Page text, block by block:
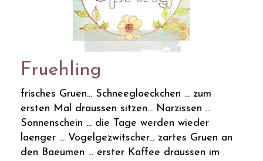
Fruehling
frisches Gruen... Schneegloeckchen ... zum
ersten Mal draussen sitzen... Narzissen ...
Sonnenschein ... die Tage werden wieder
laenger ... Vogelgezwitscher... zartes Gruen an
den Baeumen ... erster Kaffee draussen im